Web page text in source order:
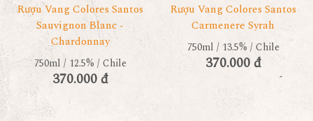
Rượu Vang Colores Santos
Sauvignon Blanc -
Chardonnay
750ml / 12.5% / Chile
370.000 đ
Rượu Vang Colores Santos
Carmenere Syrah
750ml / 13.5% / Chile
370.000 đ